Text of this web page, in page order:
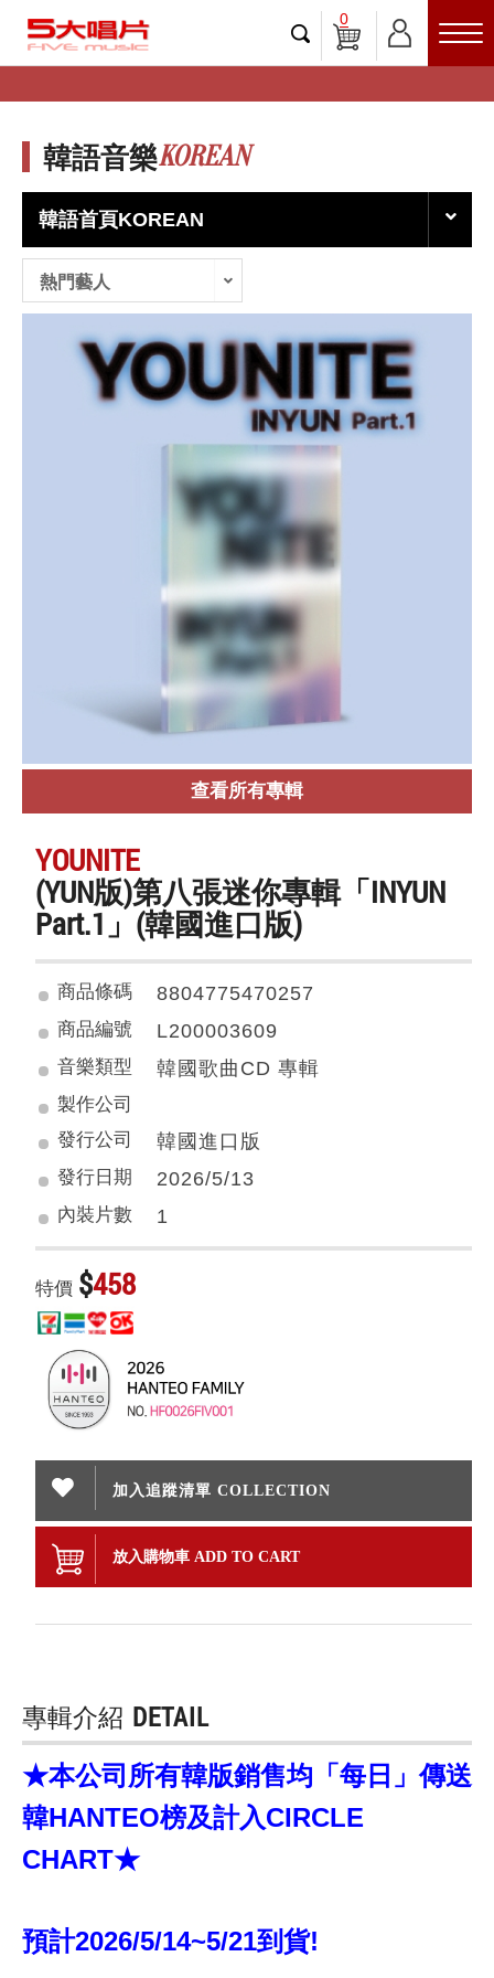
0
韓語音樂KOREAN
韓語首頁KOREAN
熱門藝人
查看所有專輯
YOUNITE
(YUN版)第八張迷你專輯「INYUN
Part.1」(韓國進口版)
商品條碼 8804775470257
商品編號 L200003609
音樂類型 韓國歌曲CD 專輯
製作公司
發行公司
韓國進口版
發行日期 2026/5/13
內裝片數 1
特價 $458
加入追蹤清單 COLLECTION
放入購物車 ADD TO CART
專輯介紹 DETAIL
★本公司所有韓版銷售均「每日」傳送
韓HANTEO榜及計入CIRCLE
CHART★
預計2026/5/14~5/21到貨!